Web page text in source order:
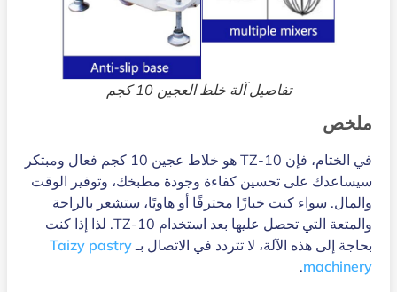
تفاصيل آلة خلط العجين 10 كجم
ملخص
في الختام، فإن TZ-10 هو خلاط عجين 10 كجم فعال ومبتكر
سيساعدك على تحسين كفاءة وجودة مطبخك، وتوفير الوقت
والمال. سواء كنت خبازًا محترفًا أو هاويًا، ستشعر بالراحة
والمتعة التي تحصل عليها بعد استخدام TZ-10. لذا إذا كنت
بحاجة إلى هذه الآلة، لا تتردد في الاتصال بـTaizy pastry
machinery
.